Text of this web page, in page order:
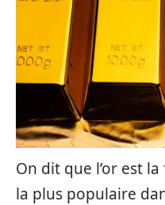
On dit que l’or est
la plus populaire